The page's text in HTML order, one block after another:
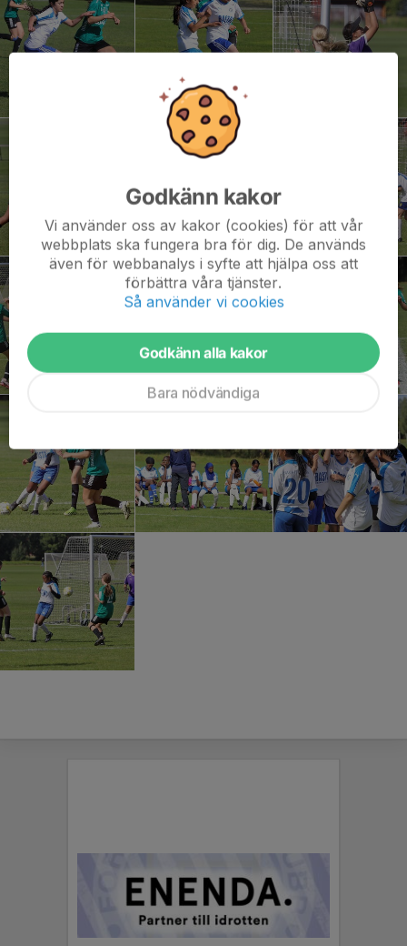
Godkänn kakor
Vi använder oss av kakor (cookies) för att vår
webbplats ska fungera bra för dig. De används
även för webbanalys i syfte att hjälpa oss att
förbättra våra tjänster.
Så använder vi cookies
Godkänn alla kakor
Bara nödvändiga